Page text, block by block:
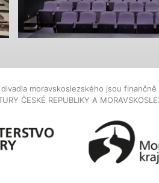
moravskoslezského jsou
ČESKÉ REPUBLIKY A